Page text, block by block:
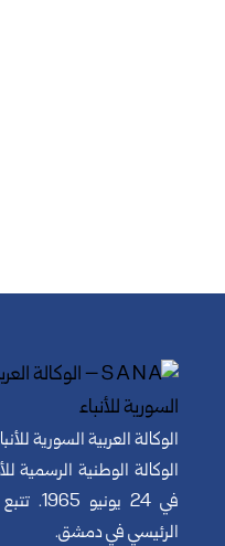
الوكالة العربية السورية
الوكالة الوطنية الرسمية
في 24
الرئيسي في دمشق.